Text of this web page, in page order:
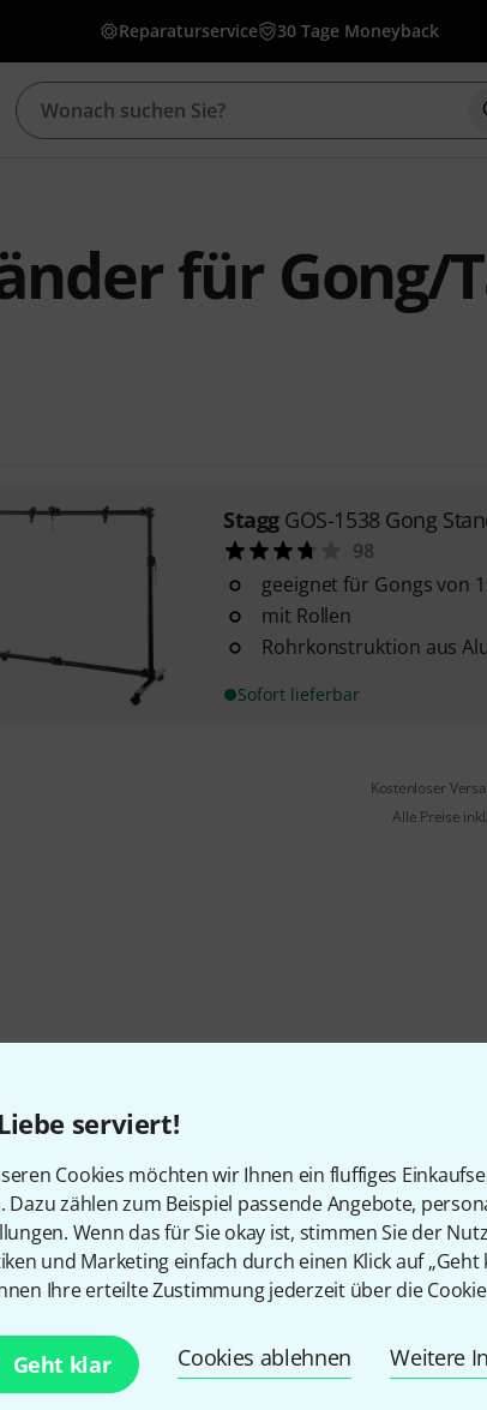
serviert!
Cookies möchten wir Ihnen ein fluffiges
Dazu zählen zum Beispiel passende Angebote,
Wenn das für Sie okay ist, stimmen Sie der
und Marketing einfach durch einen Klick auf „Geht
Ihre erteilte Zustimmung jederzeit über die
Geht klar Cookies ablehnen Weitere
Reparaturservice 30 Tage Moneyback
für Gong/
Stagg GOS-1538 Gong
98
geeignet für Gongs von
mit Rollen
Rohrkonstruktion aus
Sofort lieferbar
Kostenloser
Alle Preise
Gefällt Ihnen, was Sie sehen?
Teilen Hilfe & Feedback